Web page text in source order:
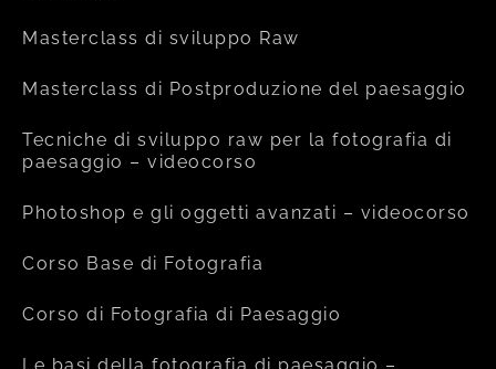
Masterclass di sviluppo Raw
Masterclass di Postproduzione del paesaggio
Tecniche di sviluppo raw per la fotografia di
paesaggio – videocorso
Photoshop e gli oggetti avanzati – videocorso
Corso Base di Fotografia
Corso di Fotografia di Paesaggio